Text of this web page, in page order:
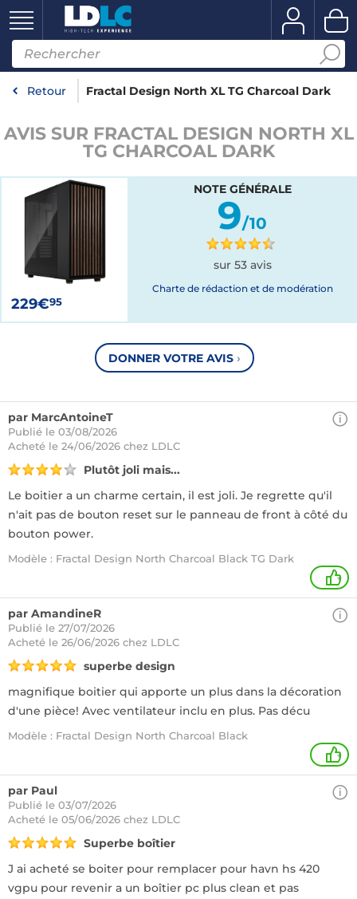
Retour Fractal Design North XL TG Charcoal Dark
AVIS SUR FRACTAL DESIGN NORTH XL
TG CHARCOAL DARK
229€95
NOTE GÉNÉRALE
9/10
sur 53 avis
Charte de rédaction et de modération
DONNER VOTRE AVIS ›
par MarcAntoineT
Publié le 03/08/2026
Acheté le 24/06/2026 chez LDLC
Plutôt joli mais...
Le boitier a un charme certain, il est joli. Je regrette qu'il
n'ait pas de bouton reset sur le panneau de front à côté du
bouton power.
Modèle : Fractal Design North Charcoal Black TG Dark
+
par AmandineR
Publié le 27/07/2026
Acheté le 26/06/2026 chez LDLC
superbe design
magnifique boitier qui apporte un plus dans la décoration
d'une pièce! Avec ventilateur inclu en plus. Pas décu
Modèle : Fractal Design North Charcoal Black
+
par Paul
Publié le 03/07/2026
Acheté le 05/06/2026 chez LDLC
Superbe boîtier
J ai acheté se boiter pour remplacer pour havn hs 420
vgpu pour revenir a un boîtier pc plus clean et pas